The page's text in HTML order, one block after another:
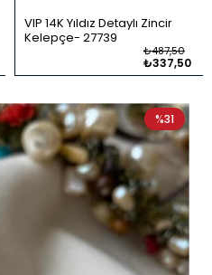
VIP 14K Yıldız Detaylı Zincir
Kelepçe 27739
₺337,50
₺487,50
%31